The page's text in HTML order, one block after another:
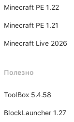
Minecraft PE 1.22
Minecraft PE 1.21
Minecraft Live 2026
Полезно
ToolBox 5.4.58
BlockLauncher 1.27